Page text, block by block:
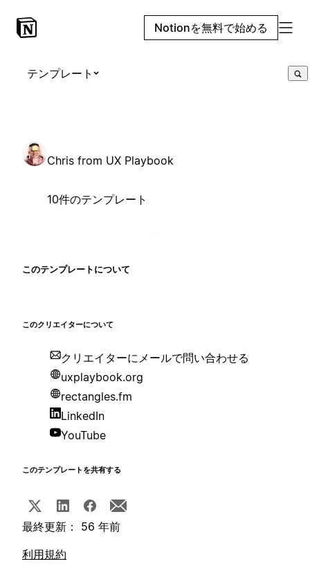
Notionを無料で始める
テンプレート
Chris from UX Playbook
10件のテンプレート
このテンプレートについて
このクリエイターについて
クリエイターにメールで問い合わせる
uxplaybook.org
rectangles.fm
LinkedIn
YouTube
このテンプレートを共有する
最終更新： 56 年前
利用規約